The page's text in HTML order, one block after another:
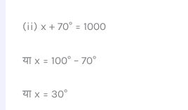
(ii) x + 70° = 1000
या x = 100° – 70°
या x = 30°